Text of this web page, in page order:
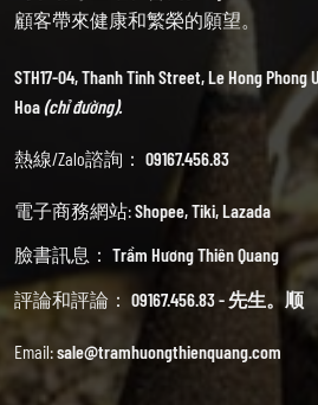
顧客帶來健康和繁榮的願望。
STH17-04, Thanh Tinh Street, Le Hong Phong
Hoa(chỉ đường).
熱線/Zalo諮詢： 09167.456.83
電子商務網站:Shopee,Tiki,Lazada
臉書訊息： Trầm Hương Thiên Quang
評論和評論： 09167.456.83 - 先生。顺
Email:sale@tramhuongthienquang.com